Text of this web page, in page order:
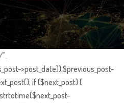
".
>post_date)).$previous_post-
if ($next_post) {